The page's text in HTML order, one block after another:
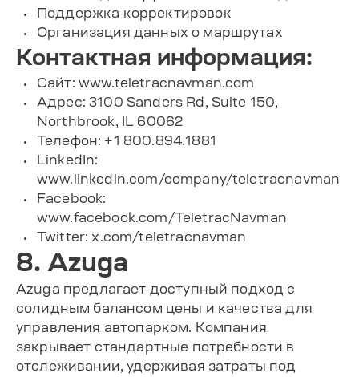
Поддержка корректировок
Организация данных о маршрутах
Контактная информация:
Сайт: www.teletracnavman.com
Адрес: 3100 Sanders Rd, Suite 150,
Northbrook, IL 60062
Телефон: +1 800.894.1881
LinkedIn:
www.linkedin.com/company/teletracnavman
Facebook:
www.facebook.com/TeletracNavman
Twitter: x.com/teletracnavman
8. Azuga
Azuga предлагает доступный подход с
солидным балансом цены и качества для
управления автопарком. Компания
закрывает стандартные потребности в
отслеживании, удерживая затраты под